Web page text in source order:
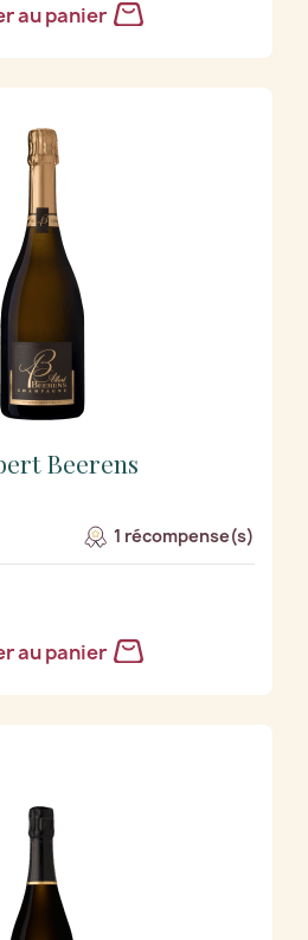
au panier
Beerens
1 récompense(s)
au panier